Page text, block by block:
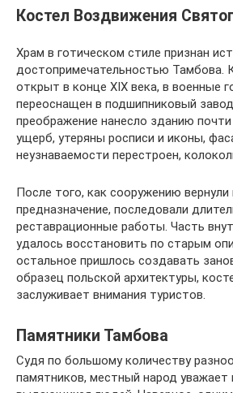
Костел Воздвижения
Храм в готическом стиле признан
достопримечательностью Тамбова.
открыт в конце XIX века, в военные
переоснащен в подшипниковый
преображение нанесло зданию
ущерб, утеряны росписи и иконы,
неузнаваемости перестроен,
После того, как сооружению вернули
предназначение, последовали
реставрационные работы. Часть
удалось восстановить по старым
остальное пришлось создавать
образец польской архитектуры,
заслуживает внимания туристов.
Памятники Тамбова
Судя по большому количеству
памятников, местный народ